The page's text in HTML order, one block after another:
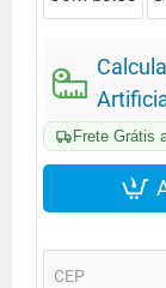
Frete Grátis